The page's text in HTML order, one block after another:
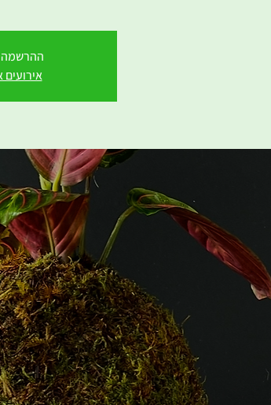
ההרשמה
אירועים